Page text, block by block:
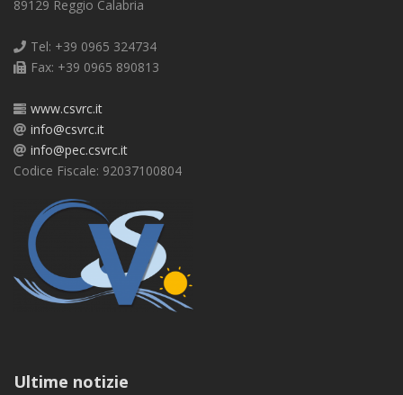
89129 Reggio Calabria
Tel: +39 0965 324734
Fax: +39 0965 890813
www.csvrc.it
info@csvrc.it
info@pec.csvrc.it
Codice Fiscale: 92037100804
Ultime notizie